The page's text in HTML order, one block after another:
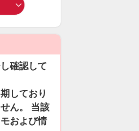
確認して
しており
ん。 当該
および情